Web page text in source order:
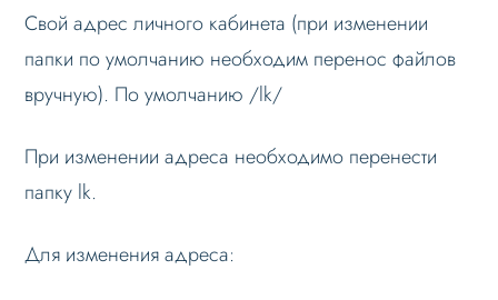
Оформление контента
Слайдер
Мультирегиональность
Блоки / секции сайта
Изменение адреса личного кабинета
Свой адрес личного кабинета (при изменении
папки по умолчанию необходим перенос файлов
вручную). По умолчанию /lk/
При изменении адреса необходимо перенести
папку lk.
Для изменения адреса: